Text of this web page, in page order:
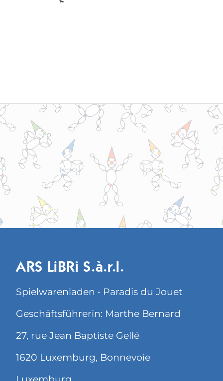
ARS LiBRi S.à.r.l.
Spielwarenladen • Paradis du Jouet
Geschäftsführerin: Marthe Bernard
27, rue Jean Baptiste Gellé
1620 Luxemburg, Bonnevoie